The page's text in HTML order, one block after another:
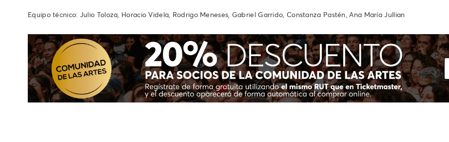
Equipo técnico: Julio Toloza, Horacio Videla, Rodrigo Meneses, Gabriel Garrido, Constanza Pastén, Ana María Jullian